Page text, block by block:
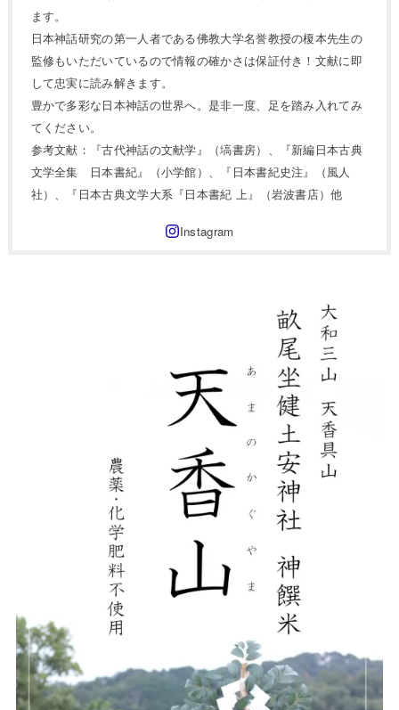
ます。
日本神話研究の第一人者である佛教大学名誉教授の榎本先生の
監修もいただいているので情報の確かさは保証付き！文献に即
して忠実に読み解きます。
豊かで多彩な日本神話の世界へ。是非一度、足を踏み入れてみ
てください。
参考文献：『古代神話の文献学』（塙書房）、『新編日本古典
文学全集 日本書紀』（小学館）、『日本書紀史注』（風人
社）、『日本古典文学大系『日本書紀 上』（岩波書店）他